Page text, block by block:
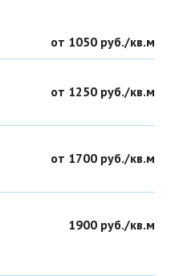
от 1050 руб./кв.м
от 1250 руб./кв.м
от 1700 руб./кв.м
1900 руб./кв.м